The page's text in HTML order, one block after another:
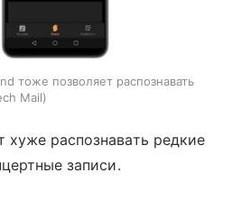
тоже позволяет распознавать
Mail
распознавать редкие
записи.